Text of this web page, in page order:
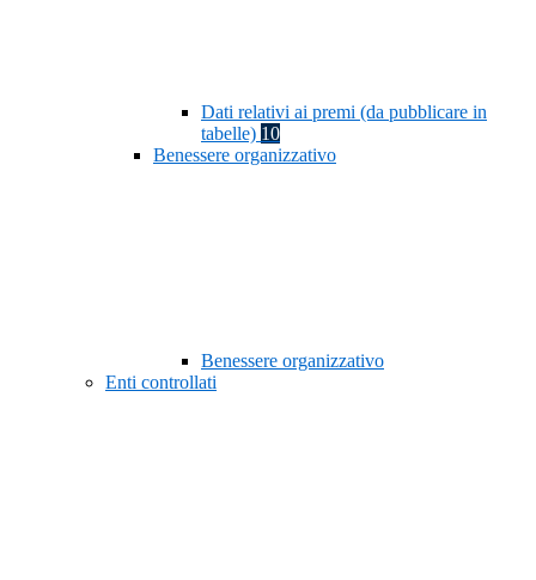
Dati relativi ai premi (da pubblicare in
tabelle) 10
Benessere organizzativo
Benessere organizzativo
Enti controllati